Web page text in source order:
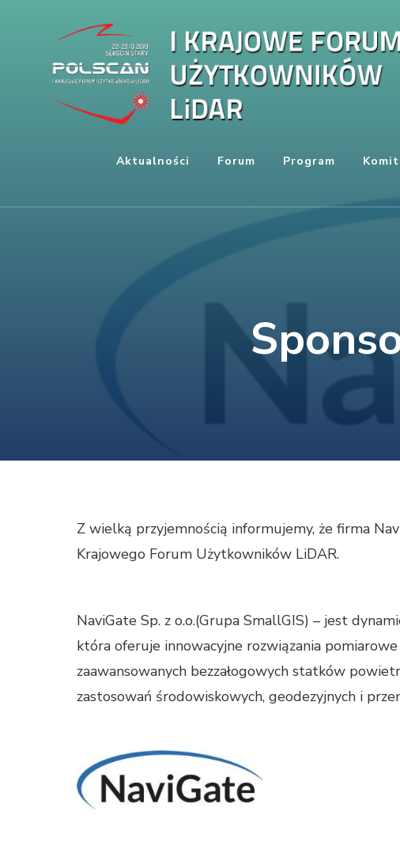
Aktualności Forum Program
Z wielką przyjemnością informujemy, że firma
Krajowego Forum Użytkowników LiDAR.
NaviGate Sp. z o.o.(Grupa SmallGIS) – jest
która oferuje innowacyjne rozwiązania
zaawansowanych bezzałogowych statków
zastosowań środowiskowych, geodezyjnych i